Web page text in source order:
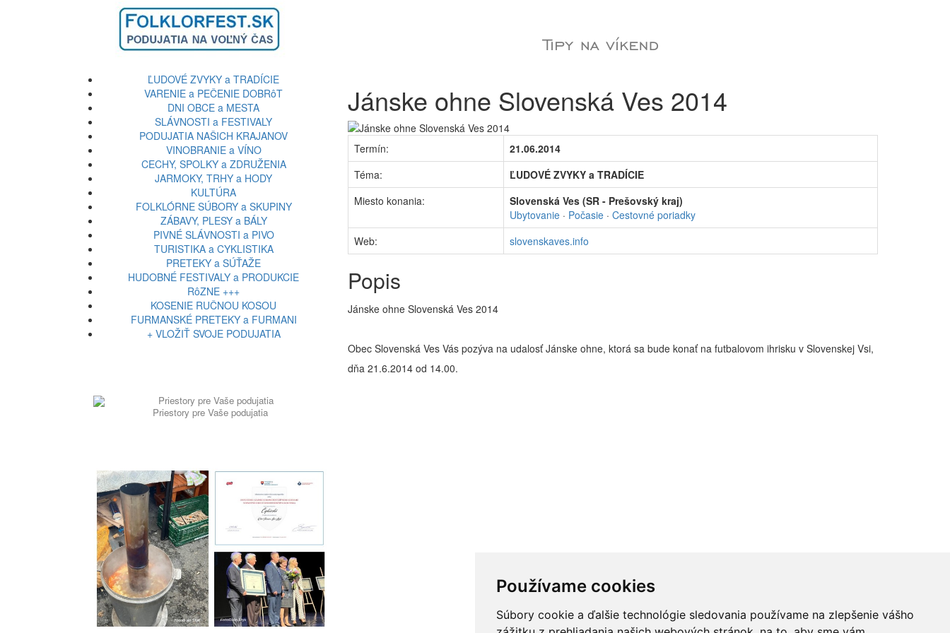
Používame cookies
Súbory cookie a ďalšie technológie sledovania používame na zlepšenie vášho
ĽUDOVÉ ZVYKY a TRADÍCIE
VARENIE a PEČENIE DOBRôT
DNI OBCE a MESTA
SLÁVNOSTI a FESTIVALY
PODUJATIA NAŠICH KRAJANOV
VINOBRANIE a VÍNO
CECHY, SPOLKY a ZDRUŽENIA
JARMOKY, TRHY a HODY
KULTÚRA
FOLKLÓRNE SÚBORY a SKUPINY
ZÁBAVY, PLESY a BÁLY
PIVNÉ SLÁVNOSTI a PIVO
TURISTIKA a CYKLISTIKA
PRETEKY a SÚŤAŽE
HUDOBNÉ FESTIVALY a PRODUKCIE
RôZNE +++
KOSENIE RUČNOU KOSOU
FURMANSKÉ PRETEKY a FURMANI
+ VLOŽIŤ SVOJE PODUJATIA
Priestory pre Vaše podujatia
Jánske ohne Slovenská Ves 2014
Termín:
21.06.2014
Téma:
ĽUDOVÉ ZVYKY a TRADÍCIE
Miesto konania:
Slovenská Ves (SR - Prešovský kraj)
Ubytovanie · Počasie · Cestovné poriadky
Web:
slovenskaves.info
Popis
Jánske ohne Slovenská Ves 2014
Obec Slovenská Ves Vás pozýva na udalosť Jánske ohne, ktorá sa bude konať na futbalovom ihrisku v Slovenskej Vsi,
dňa 21.6.2014 od 14.00.